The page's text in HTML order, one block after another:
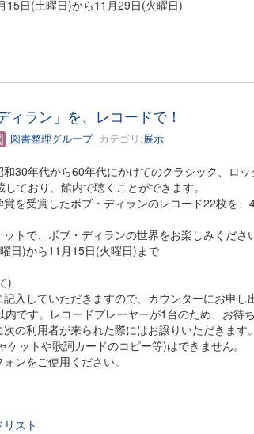
15日(土曜日)から11月29日(火曜日)
ィラン」を、レコードで！
図書整理グループカテゴリ:展示
30年代から60年代にかけてのクラシック、ロ
ており、館内で聴くことができます。
を受賞したボブ・ディランのレコード22枚を
トで、ボブ・ディランの世界をお楽しみくださ
日)から11月15日(火曜日)まで
)
記入していただきますので、カウンターにお申し
内です。レコードプレーヤーが1台のため、お
の利用者が来られた際にはお譲りいただきます
ケットや歌詞カードのコピー等)はできません。
ンをご使用ください。
スト